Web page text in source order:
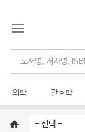
의학 간호학